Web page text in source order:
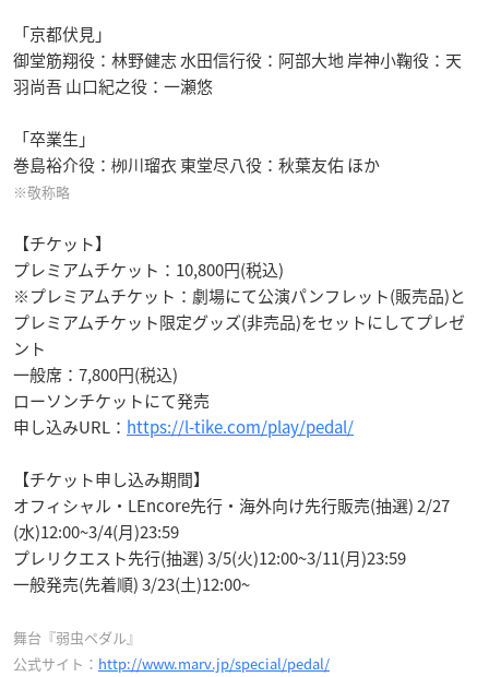
「京都伏見」
御堂筋翔役：林野健志 水田信行役：阿部大地 岸神小鞠役：天
羽尚吾 山口紀之役：一瀬悠
「卒業生」
巻島裕介役：栁川瑠衣 東堂尽八役：秋葉友佑 ほか
※敬称略
【チケット】
プレミアムチケット：10,800円(税込)
※プレミアムチケット：劇場にて公演パンフレット(販売品)と
プレミアムチケット限定グッズ(非売品)をセットにしてプレゼ
ント
一般席：7,800円(税込)
ローソンチケットにて発売
申し込みURL： https://l-tike.com/play/pedal/
【チケット申し込み期間】
オフィシャル・LEncore先行・海外向け先行販売(抽選) 2/27
(水)12:00~3/4(月)23:59
プレリクエスト先行(抽選) 3/5(火)12:00~3/11(月)23:59
一般発売(先着順) 3/23(土)12:00~
舞台『弱虫ペダル』
公式サイト： http://www.marv.jp/special/pedal/